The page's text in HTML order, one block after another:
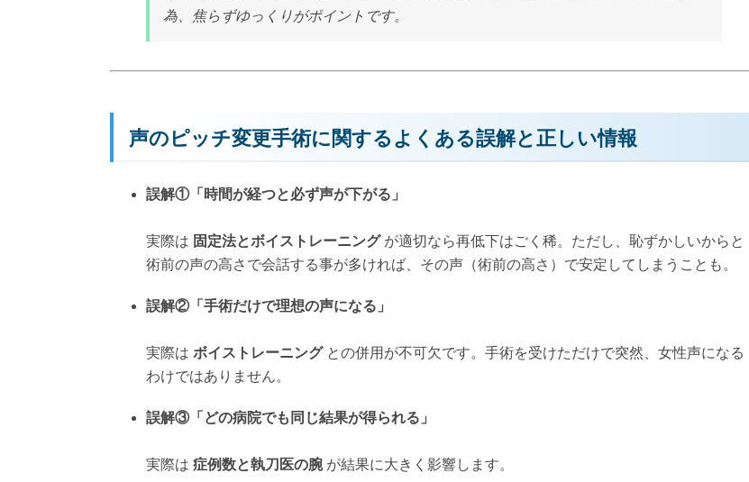
為、焦らずゆっくりがポイントです。
声のピッチ変更手術に関するよくある誤解と正しい情報
誤解①「時間が経つと必ず声が下がる」
実際は 固定法とボイストレーニングが適切なら再低下はごく稀。ただし、恥ずかしいからと
術前の声の高さで会話する事が多ければ、その声（術前の高さ）で安定してしまうことも。
誤解②「手術だけで理想の声になる」
実際は ボイストレーニングとの併用が不可欠です。手術を受けただけで突然、女性声になる
わけではありません。
誤解③「どの病院でも同じ結果が得られる」
実際は 症例数と執刀医の腕が結果に大きく影響します。